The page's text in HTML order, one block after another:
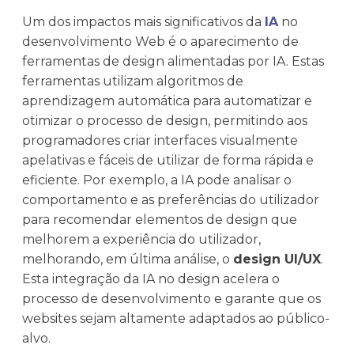
Um dos impactos mais significativos da IAno
desenvolvimento Web é o aparecimento de
ferramentas de design alimentadas por IA. Estas
ferramentas utilizam algoritmos de
aprendizagem automática para automatizar e
otimizar o processo de design, permitindo aos
programadores criar interfaces visualmente
apelativas e fáceis de utilizar de forma rápida e
eficiente. Por exemplo, a IA pode analisar o
comportamento e as preferências do utilizador
para recomendar elementos de design que
melhorem a experiência do utilizador,
melhorando, em última análise, o design UI/UX.
Esta integração da IA no design acelera o
processo de desenvolvimento e garante que os
websites sejam altamente adaptados ao público-
alvo.